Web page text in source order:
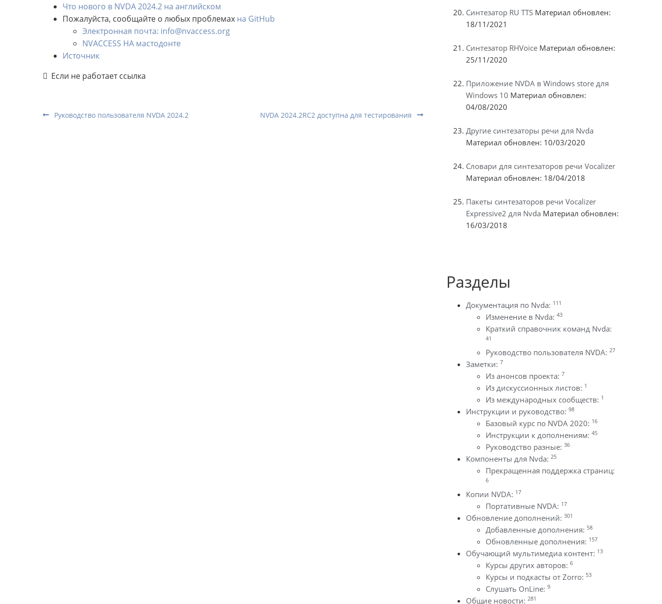
Что нового в NVDA 2024.2 на английском
Пожалуйста, сообщайте о любых проблемах на GitHub
Электронная почта: info@nvaccess.org
NVACCESS НА мастодонте
Источник
Если не работает ссылка
Руководство пользователя NVDA 2024.2 NVDA 2024.2RC2 доступна для тестирования
Синтезатор RU TTS Материал обновлен:
18/11/2021
Синтезатор RHVoice Материал обновлен:
25/11/2020
Приложение NVDA в Windows store для
Windows 10 Материал обновлен:
04/08/2020
Другие синтезаторы речи для Nvda
Материал обновлен: 10/03/2020
Словари для синтезаторов речи Vocalizer
Материал обновлен: 18/04/2018
Пакеты синтезаторов речи Vocalizer
Expressive2 для Nvda Материал обновлен:
16/03/2018
Разделы
Документация по Nvda: 111
Изменение в Nvda: 43
Краткий справочник команд Nvda:
41
Руководство пользователя NVDA: 27
Заметки: 7
Из анонсов проекта: 7
Из дискуссионных листов: 1
Из международных сообществ: 1
Инструкции и руководство: 98
Базовый курс по NVDA 2020: 16
Инструкции к дополнениям: 45
Руководство разные: 36
Компоненты для Nvda: 25
Прекращенная поддержка страниц:
6
Копии NVDA: 17
Портативные NVDA: 17
Обновление дополнений: 301
Добавленные дополнения: 58
Обновленные дополнения: 157
Обучающий мультимедиа контент: 13
Курсы других авторов: 6
Курсы и подкасты от Zorro: 53
Слушать OnLine: 9
Общие новости: 281